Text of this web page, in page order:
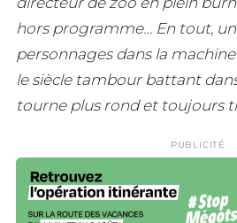
hors programme… En tout,
personnages dans la
le siècle tambour battant
tourne plus rond et toujours
PUBLICITÉ